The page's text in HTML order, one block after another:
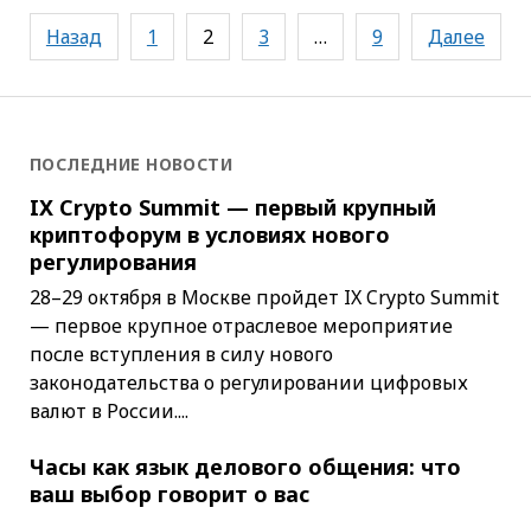
ПОСЛЕДНИЕ НОВОСТИ
IX Crypto Summit — первый крупный
криптофорум в условиях нового
регулирования
28–29 октября в Москве пройдет IX Crypto Summit
— первое крупное отраслевое мероприятие
после вступления в силу нового
законодательства о регулировании цифровых
валют в России....
Часы как язык делового общения: что
ваш выбор говорит о вас
Навигация
по
Назад 1 2 3 … 9 Далее